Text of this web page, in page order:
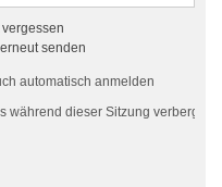
senden
automatisch anmelden
während dieser Sitzung verbergen